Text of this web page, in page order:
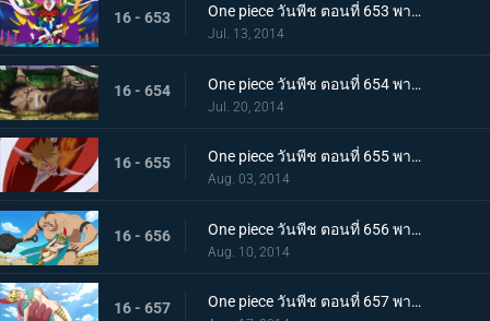
16 - 653 One piece วันพีช ตอนที่ 653 พากย์ไทย ตัดสิน! โจร่า ปะทะ กลุ่มหมวกฟาง
Jul. 13, 2014
16 - 654 One piece วันพีช ตอนที่ 654 พากย์ไทย ดาบอันงดงาม! คาเวนดิชผู้ขี่ม้าขาว!
Jul. 20, 2014
16 - 655 One piece วันพีช ตอนที่ 655 พากย์ไทย การขับเคี่ยวครั้งใหญ่! ซันจิ ปะทะ โดฟลามิงโก้
Aug. 03, 2014
16 - 656 One piece วันพีช ตอนที่ 656 พากย์ไทย ท่าไม้ตายของรีเบคก้า! ระบำดาบวารีหวนกลับ
Aug. 10, 2014
16 - 657 One piece วันพีช ตอนที่ 657 พากย์ไทย นักสู้จอมโหด! โลแกน ปะทะ รีเบคก้า